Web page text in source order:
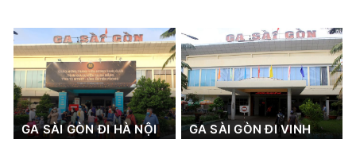
GA SÀI GÒN ĐI HÀ NỘI GA SÀI GÒN ĐI VINH